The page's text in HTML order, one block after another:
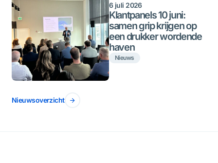
6 juli 2026
Klantpanels 10 juni:
samen grip krijgen op
een drukker wordende
haven
Nieuws
Nieuwsoverzicht